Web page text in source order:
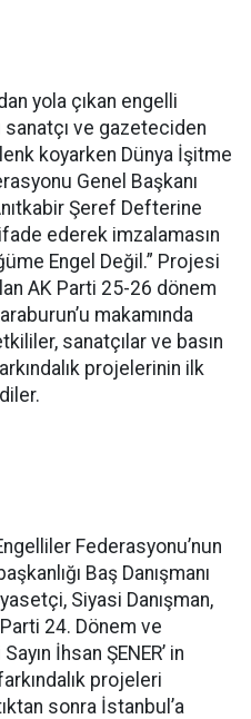
yola çıkan engelli
ve gazeteciden
koyarken Dünya İşitme
Genel Başkanı
Şeref Defterine
ederek imzalamasın
Engel Değil.” Projesi
AK Parti 25-26 dönem
makamında
sanatçılar ve basın
projelerinin ilk
Federasyonu’nun
Baş Danışmanı
Siyasi Danışman,
24. Dönem ve
İhsan ŞENER’ in
projeleri
sonra İstanbul’a